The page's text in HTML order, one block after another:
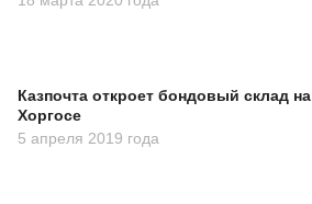
Казпочта откроет бондовый склад на
Хоргосе
5 апреля 2019 года